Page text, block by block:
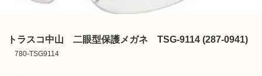
トラスコ中山 二眼型保護メガネ TSG-9114 (287-0941)
780-TSG9114